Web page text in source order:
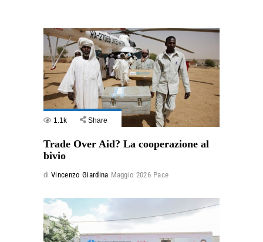
1.1k Share
Trade Over Aid? La cooperazione al
bivio
di Vincenzo Giardina Maggio 2026 Pace